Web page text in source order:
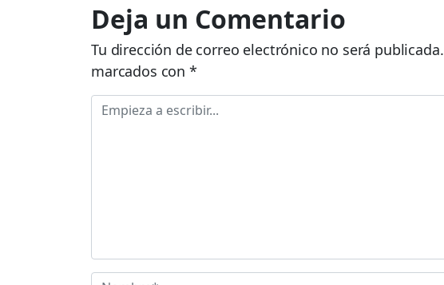
Deja un Comentario
Tu dirección de correo electrónico no será publicada.
marcados con *